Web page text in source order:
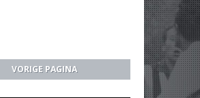
VORIGE PAGINA